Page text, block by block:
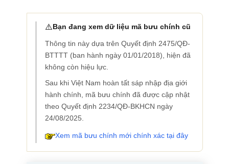
⚠️Bạn đang xem dữ liệu mã bưu chính cũ
Thông tin này dựa trên Quyết định 2475/QĐ-
BTTTT (ban hành ngày 01/01/2018), hiện đã
không còn hiệu lực.
Sau khi Việt Nam hoàn tất sáp nhập địa giới
hành chính, mã bưu chính đã được cập nhật
theo Quyết định 2234/QĐ-BKHCN ngày
24/08/2025.
Xem mã bưu chính mới chính xác tại đây